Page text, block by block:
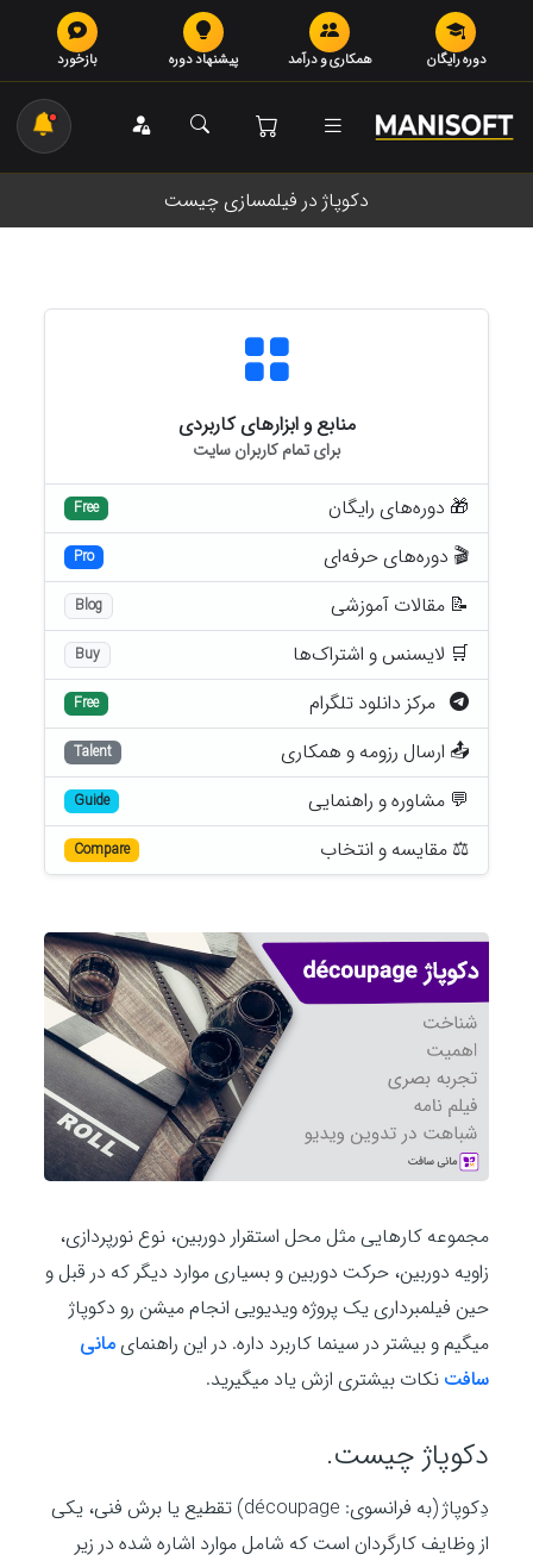
دوره رایگان همکاری و درآمد پیشنهاد دوره بازخورد
دکوپاژ در فیلمسازی چیست
منابع و ابزارهای کاربردی
برای تمام کاربران سایت
🎁 دوره‌های رایگان Free
🎬 دوره‌های حرفه‌ای Pro
📝 مقالات آموزشی Blog
🛒 لایسنس و اشتراک‌ها Buy
مرکز دانلود تلگرام Free
📤 ارسال رزومه و همکاری Talent
💬 مشاوره و راهنمایی Guide
⚖️ مقایسه و انتخاب Compare
مجموعه کارهایی مثل محل استقرار دوربین، نوع نورپردازی،
زاویه دوربین، حرکت دوربین و بسیاری موارد دیگر که در قبل و
حین فیلمبرداری یک پروژه ویدیویی انجام میشن رو دکوپاژ
میگیم و بیشتر در سینما کاربرد داره. در این راهنمایمانی
سافت نکات بیشتری ازش یاد میگیرید.
دکوپاژ چیست.
دِکوپاژ (به فرانسوی: découpage) تقطیع یا برش فنی، یکی
از وظایف کارگردان است که شامل موارد اشاره شده در زیر